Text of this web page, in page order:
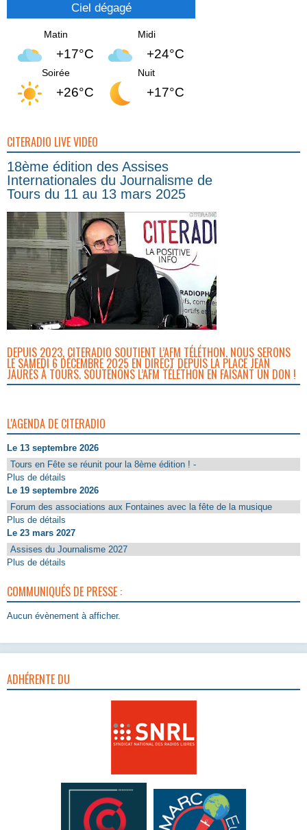
Ciel dégagé
Matin
+17°C
Midi
+24°C
Soirée
+26°C
Nuit
+17°C
CITERADIO LIVE VIDEO
18ème édition des Assises
Internationales du Journalisme de
Tours du 11 au 13 mars 2025
DEPUIS 2023, CITERADIO SOUTIENT L’AFM TÉLÉTHON. NOUS SERONS
LE SAMEDI 6 DÉCEMBRE 2025 EN DIRECT DEPUIS LA PLACE JEAN
JAURÈS À TOURS. SOUTENONS L’AFM TÉLÉTHON EN FAISANT UN DON !
L'AGENDA DE CITERADIO
Le 13 septembre 2026
Tours en Fête se réunit pour la 8ème édition ! -
Plus de détails
Le 19 septembre 2026
Forum des associations aux Fontaines avec la fête de la musique
Plus de détails
Le 23 mars 2027
Assises du Journalisme 2027
Plus de détails
COMMUNIQUÉS DE PRESSE :
Aucun évènement à afficher.
ADHÉRENTE DU